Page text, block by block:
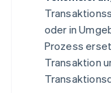
oder in
Prozess
Transaktion